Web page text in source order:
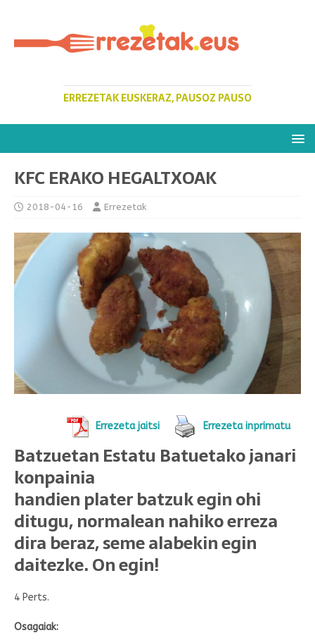
ERREZETAK EUSKERAZ, PAUSOZ PAUSO
KFC ERAKO HEGALTXOAK
2018-04-16 Errezetak
Errezeta jaitsi Errezeta inprimatu
Batzuetan Estatu Batuetako janari
konpainia
handien plater batzuk egin ohi
ditugu, normalean nahiko erreza
dira beraz, seme alabekin egin
daitezke. On egin!
4 Perts.
Osagaiak: